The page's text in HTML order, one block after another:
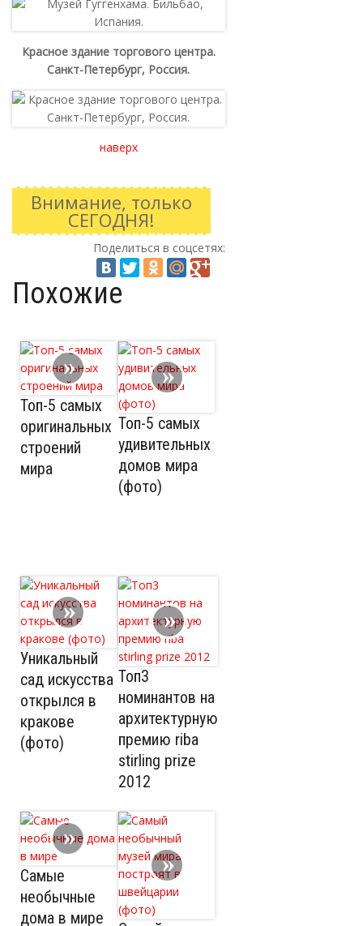
Красное здание торгового центра.
Санкт-Петербург, Россия.
наверх
Внимание, только
СЕГОДНЯ!
Поделиться в соцсетях:
Похожие
Топ-5 самых
оригинальных
строений
мира
Топ-5 самых
удивительных
домов мира
(фото)
Уникальный
сад искусства
открылся в
кракове
(фото)
Топ3
номинантов на
архитектурную
премию riba
stirling prize
2012
Самые
необычные
дома в мире